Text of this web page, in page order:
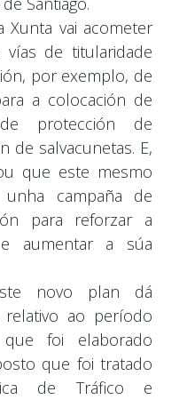
vai acometer
vías de titularidade
por exemplo, de
a colocación de
protección de
de salvacunetas. E,
que este mesmo
campaña de
para reforzar a
aumentar a súa
novo plan dá
relativo ao período
foi elaborado
que foi tratado
de Tráfico e